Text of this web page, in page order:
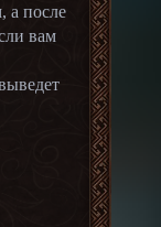
а после
вам